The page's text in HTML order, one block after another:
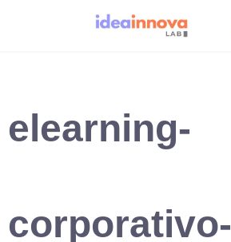
elearning-
corporativo-